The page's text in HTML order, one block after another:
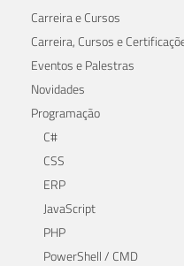
Carreira e Cursos
Carreira, Cursos e
Eventos e Palestras
Novidades
Programação
C#
CSS
ERP
JavaScript
PHP
PowerShell / CMD